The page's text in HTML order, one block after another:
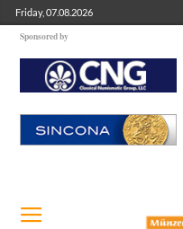
Friday, 07.08.2026
Sponsored by